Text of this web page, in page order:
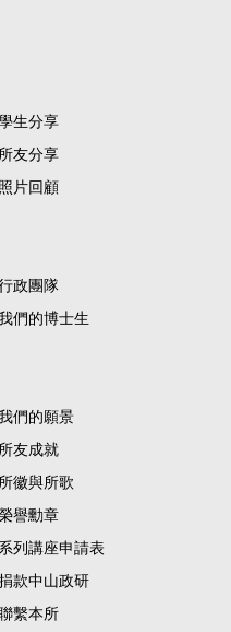
生分享
所友分享
照片回顧
政團隊
們的博士生
們的願景
所友成就
所徽與所歌
譽勳章
系列講座申請表
款中山政研
繫本所